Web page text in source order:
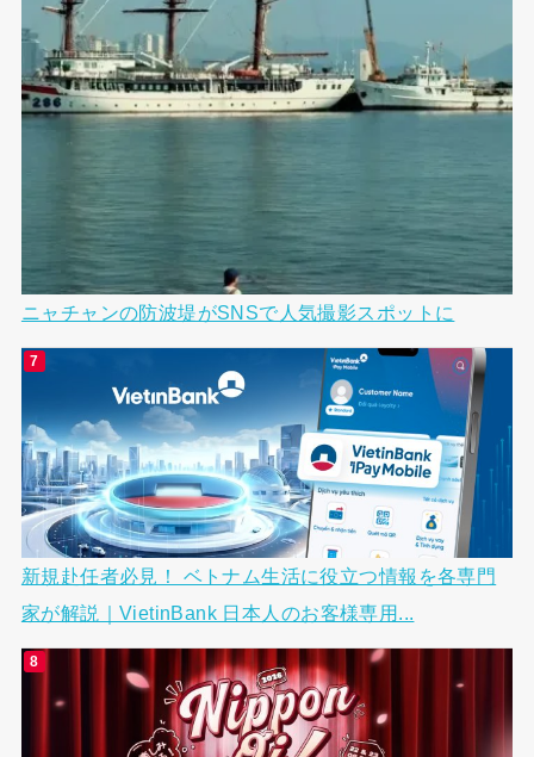
ニャチャンの防波堤がSNSで人気撮影スポットに
新規赴任者必見！ ベトナム生活に役立つ情報を各専門
家が解説｜VietinBank 日本人のお客様専用...